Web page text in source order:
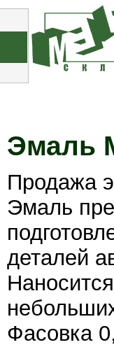
Эмаль
Продажа
Эмаль
деталей
Фасовка